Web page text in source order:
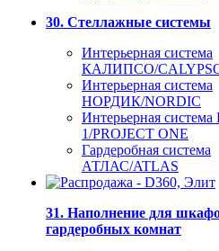
30. Стеллажные системы
Интерьерная система
КАЛИПСО/
Интерьерная система
НОРДИК/NORDIC
Интерьерная
1/PROJECT ONE
Гардеробная система
АТЛАС/ATLAS
31. Наполнение для
гардеробных комнат